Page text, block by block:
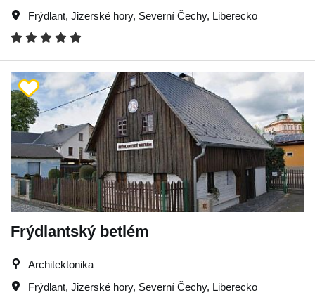
Frýdlant, Jizerské hory, Severní Čechy, Liberecko
Frýdlantský betlém
Architektonika
Frýdlant, Jizerské hory, Severní Čechy, Liberecko